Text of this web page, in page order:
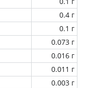
0.4 г
0.1 г
0.073 г
0.016 г
0.011 г
0.003 г